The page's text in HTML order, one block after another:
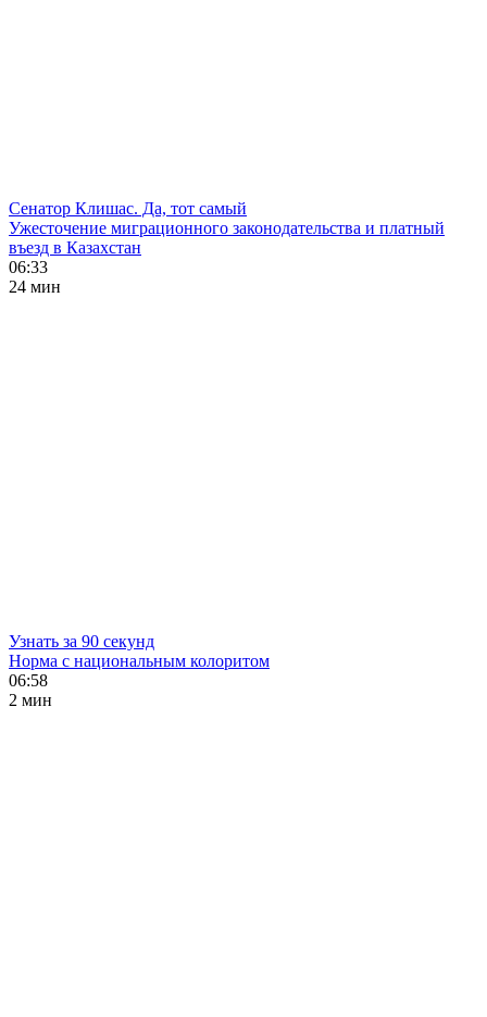
Сенатор Клишас. Да, тот самый
Ужесточение миграционного законодательства и платный
въезд в Казахстан
06:33
24 мин
Узнать за 90 секунд
Норма с национальным колоритом
06:58
2 мин